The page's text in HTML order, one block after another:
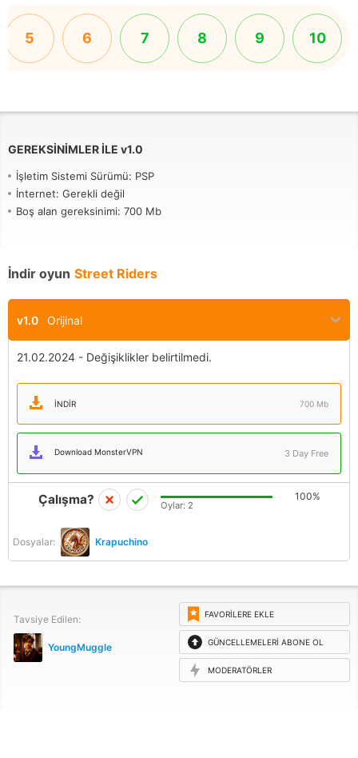
5 6 7 8 9 10
GEREKSINIMLER ILE v1.0
İşletim Sistemi Sürümü: PSP
İnternet: Gerekli değil
Boş alan gereksinimi: 700 Mb
İndir oyun Street Riders
v1.0 Orijinal
21.02.2024 - Değişiklikler belirtilmedi.
İNDIR 700 Mb
Download MonsterVPN 3 Day Free
Dosyalar: Krapuchino
Çalışma? 100%
Oylar: 2
Tavsiye Edilen:
YoungMuggle
FAVORILERE EKLE
GÜNCELLEMELERI ABONE OL
MODERATÖRLER